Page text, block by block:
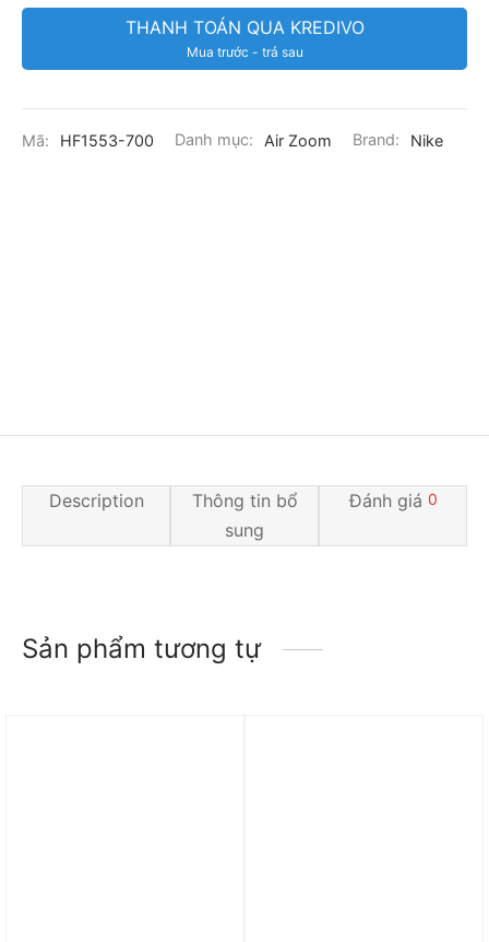
THANH TOÁN QUA KREDIVO
Mua trước - trả sau
Mã: HF1553-700 Danh mục: Air Zoom Brand: Nike
Description
Thông tin bổ
sung
Đánh giá 0
Sản phẩm tương tự